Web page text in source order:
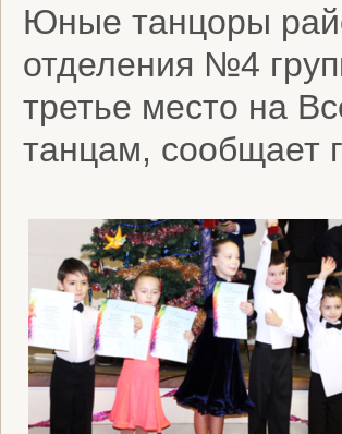
Юные танцоры
отделения №4
третье место на
танцам, сообщает